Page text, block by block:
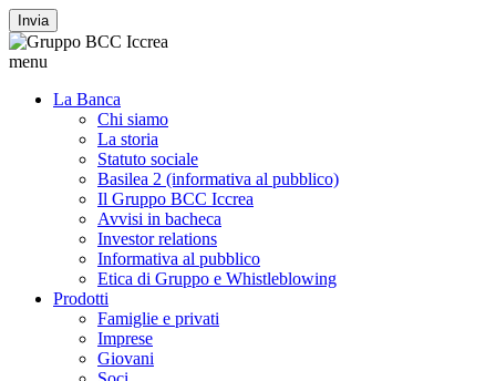
Invia
menu
La Banca
Chi siamo
La storia
Statuto sociale
Basilea 2 (informativa al pubblico)
Il Gruppo BCC Iccrea
Avvisi in bacheca
Investor relations
Informativa al pubblico
Etica di Gruppo e Whistleblowing
Prodotti
Famiglie e privati
Imprese
Giovani